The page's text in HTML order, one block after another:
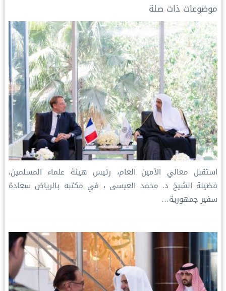
o
o
k
A
p
p
e
s
t
n
k
I
n
موضوعات ذات صلة
استقبل معالي الأمين العام، رئيس هيئة علماء المسلمين،
فضيلة الشيخ د. محمد العيسى‬⁩ ‬⁩، في مكتبه بالرياض سعادة
سفير جمهورية…